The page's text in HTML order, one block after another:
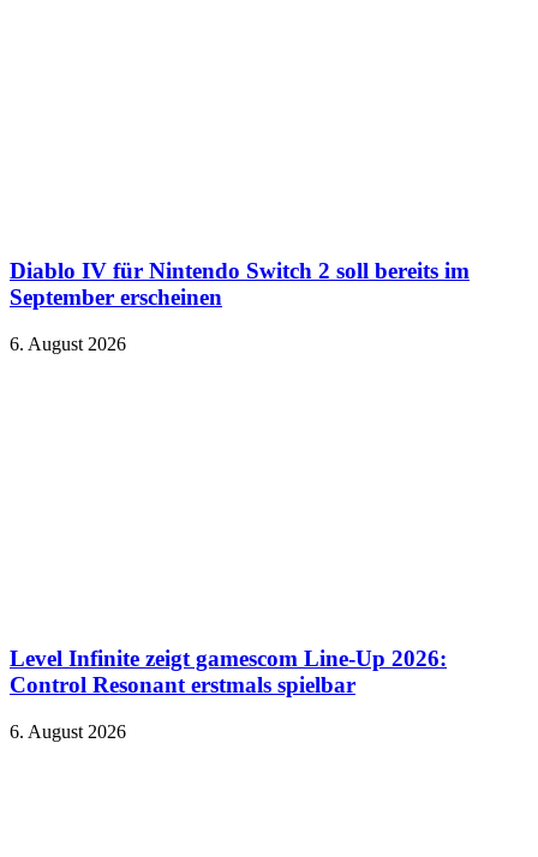
Diablo IV für Nintendo Switch 2 soll bereits im
September erscheinen
6. August 2026
Level Infinite zeigt gamescom Line-Up 2026:
Control Resonant erstmals spielbar
6. August 2026